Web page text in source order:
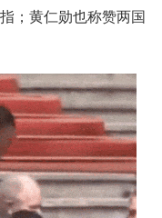
；黄仁勋‌也称赞两国